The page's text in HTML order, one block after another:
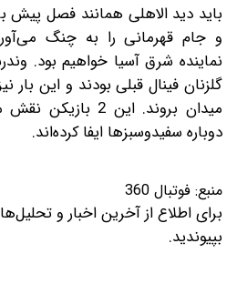
باید دید الاهلی همانند فصل پیش
و جام قهرمانی را به چنگ
نماینده شرق آسیا خواهیم بود.
گلزنان فینال قبلی بودند و این بار
میدان بروند. این
دوباره سفیدوسبزها ایفا کرده‌اند.
منبع: فوتبال 360
برای اطلاع از آخرین اخبار و
بپیوندید.